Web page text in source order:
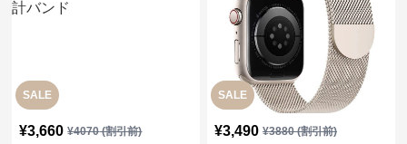
SALE
¥3,660 ¥4070(割引前)
SALE
¥3,490 ¥3880(割引前)